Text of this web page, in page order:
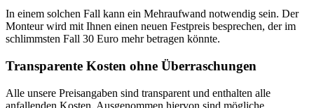
In einem solchen Fall kann ein Mehraufwand notwendig sein. Der
Monteur wird mit Ihnen einen neuen Festpreis besprechen, der im
schlimmsten Fall 30 Euro mehr betragen könnte.
Transparente Kosten ohne Überraschungen
Alle unsere Preisangaben sind transparent und enthalten alle
anfallenden Kosten. Ausgenommen hiervon sind mögliche